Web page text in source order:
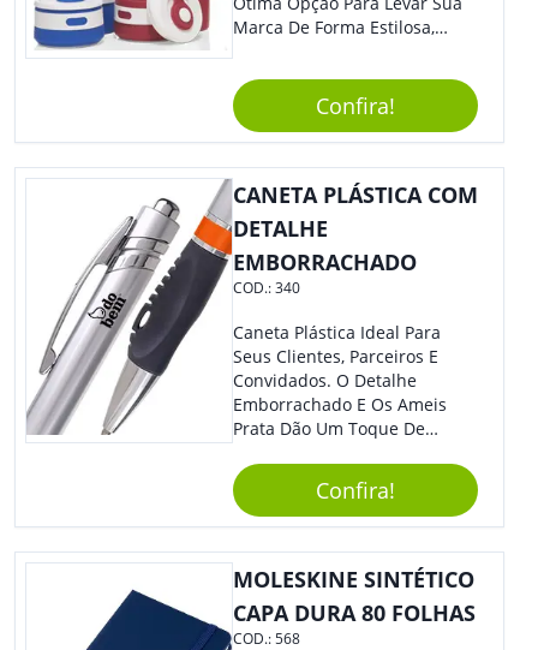
Marca De Forma Estilosa,
Empresa Em Eventos,
Reuniões Corporativas Ou Até
Mesmo Para Presentear
Colaboradores.
Confira!
CANETA PLÁSTICA COM
DETALHE
EMBORRACHADO
COD.:340
Caneta Plástica Ideal Para
Seus Clientes, Parceiros E
Convidados. O Detalhe
Emborrachado E Os Ameis
Prata Dão Um Toque De
Acionamento Por Clique.
Confira!
MOLESKINE SINTÉTICO
CAPA DURA 80 FOLHAS
COD.:568